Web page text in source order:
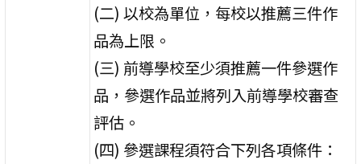
(二) 以校為單位，每校以推薦三件作
品為上限。
(三) 前導學校至少須推薦一件參選作
品，參選作品並將列入前導學校審查
評估。
(四) 參選課程須符合下列各項條件：